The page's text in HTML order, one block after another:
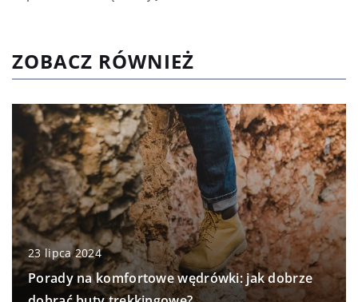
ZOBACZ RÓWNIEŻ
23 lipca 2024
Porady na komfortowe wędrówki: jak dobrze